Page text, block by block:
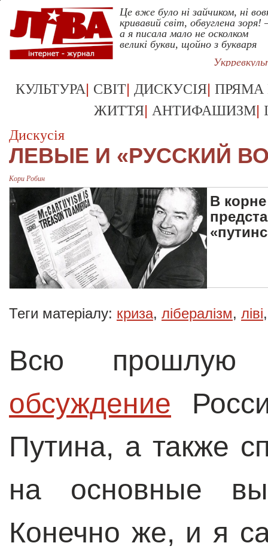
Це вже було ні зайчиком, ні
кривавий світ, обвуглена зоря!
а я писала мало не осколком
великі букви, щойно з букваря
КУЛЬТУРА| СВІТ| ДИСКУСІЯ| ПРЯМА
ЖИТТЯ| АНТИФАШИЗМ|
Дискусія
ЛЕВЫЕ И «РУССКИЙ
Кори Робин
В
Теги матеріалу: криза, лібералізм, ліві
Всю
обсуждение
Путина, а также
на основные
Конечно же, и я